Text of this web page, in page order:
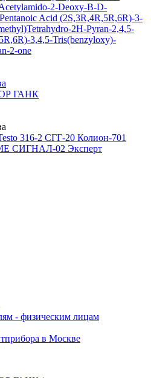
2-Deoxy-B-D-
Acid (2S,3R,4R,5R,6R)-3-
2H-Pyran-2,4,5-
3,4,5-Tris(benzyloxy)-
2-one
ГАНК
316-2 СГГ-20 Колион-701
СИГНАЛ-02 Эксперт
- физическим лицам
в Москве